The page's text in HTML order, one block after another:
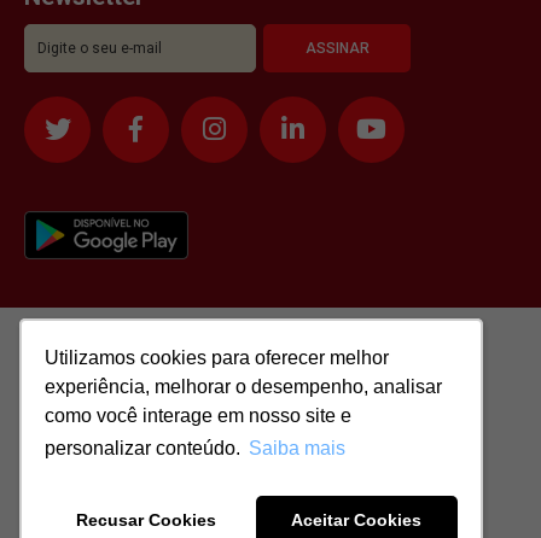
Utilizamos cookies para oferecer melhor
experiência, melhorar o desempenho, analisar
como você interage em nosso site e
personalizar conteúdo. Saiba mais
Recusar Cookies Aceitar Cookies
Utilizamos cookies para oferecer melhor
experiência, melhorar o desempenho, analisar
como você interage em nosso site e
personalizar conteúdo. Saiba mais
Recusar Cookies Aceitar Cookies
51.417.293/0001-48 | CRECI: J-04970/1